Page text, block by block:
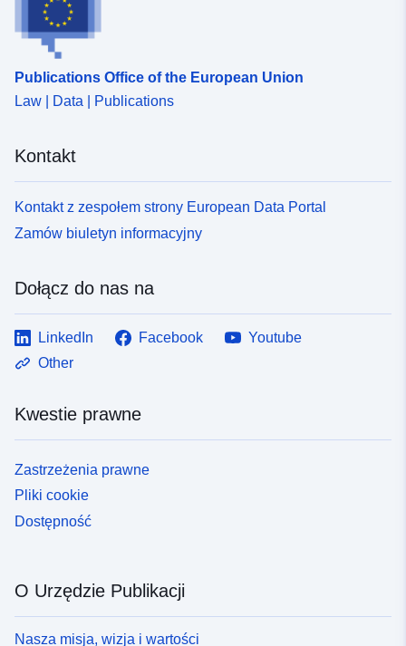
Publications Office of the European Union
Law | Data | Publications
Kontakt
Kontakt z zespołem strony European Data Portal
Zamów biuletyn informacyjny
Dołącz do nas na
LinkedIn Facebook
Youtube
Other
Kwestie prawne
Zastrzeżenia prawne
Pliki cookie
Dostępność
O Urzędzie Publikacji
Nasza misja, wizja i wartości